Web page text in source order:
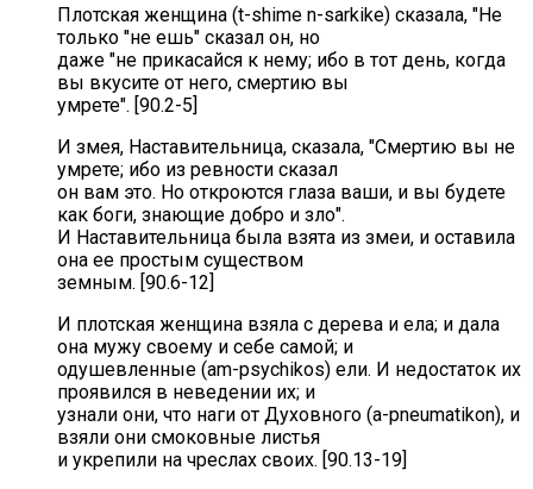
Плотская женщина (t-shime n-sarkike) сказала, "Не
только "не ешь" сказал он, но
даже "не прикасайся к нему; ибо в тот день, когда
вы вкусите от него, смертию вы
умрете". [90.2-5]
И змея, Наставительница, сказала, "Смертию вы не
умрете; ибо из ревности сказал
он вам это. Но откроются глаза ваши, и вы будете
как боги, знающие добро и зло".
И Наставительница была взята из змеи, и оставила
она ее простым существом
земным. [90.6-12]
И плотская женщина взяла с дерева и ела; и дала
она мужу своему и себе самой; и
одушевленные (am-psychikos) ели. И недостаток их
проявился в неведении их; и
узнали они, что наги от Духовного (a-pneumatikon), и
взяли они смоковные листья
и укрепили на чреслах своих. [90.13-19]